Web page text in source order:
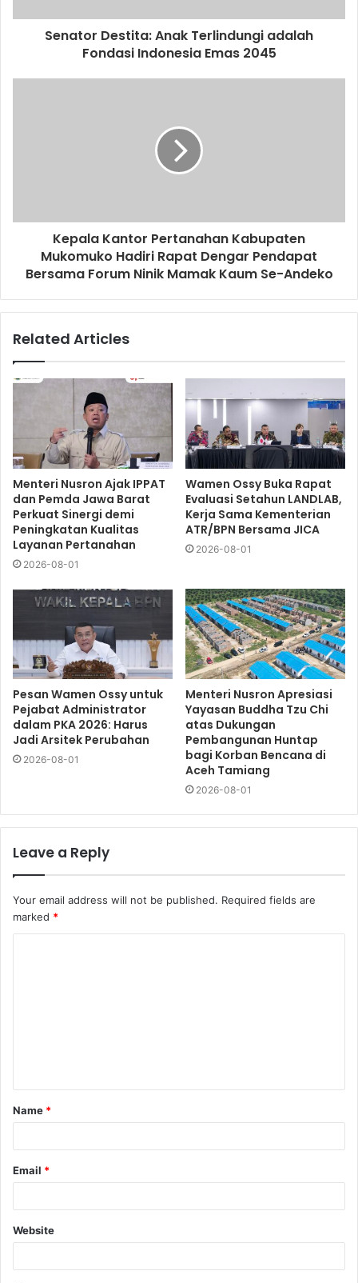
Senator Destita: Anak Terlindungi adalah
Fondasi Indonesia Emas 2045
Kepala Kantor Pertanahan Kabupaten
Mukomuko Hadiri Rapat Dengar Pendapat
Bersama Forum Ninik Mamak Kaum Se-Andeko
Related Articles
Menteri Nusron Ajak IPPAT
dan Pemda Jawa Barat
Perkuat Sinergi demi
Peningkatan Kualitas
Layanan Pertanahan
2026-08-01
Wamen Ossy Buka Rapat
Evaluasi Setahun LANDLAB,
Kerja Sama Kementerian
ATR/BPN Bersama JICA
2026-08-01
Pesan Wamen Ossy untuk
Pejabat Administrator
dalam PKA 2026: Harus
Jadi Arsitek Perubahan
2026-08-01
Menteri Nusron Apresiasi
Yayasan Buddha Tzu Chi
atas Dukungan
Pembangunan Huntap
bagi Korban Bencana di
Aceh Tamiang
2026-08-01
Leave a Reply
Your email address will not be published. Required fields are
marked *
Name *
Email *
Website